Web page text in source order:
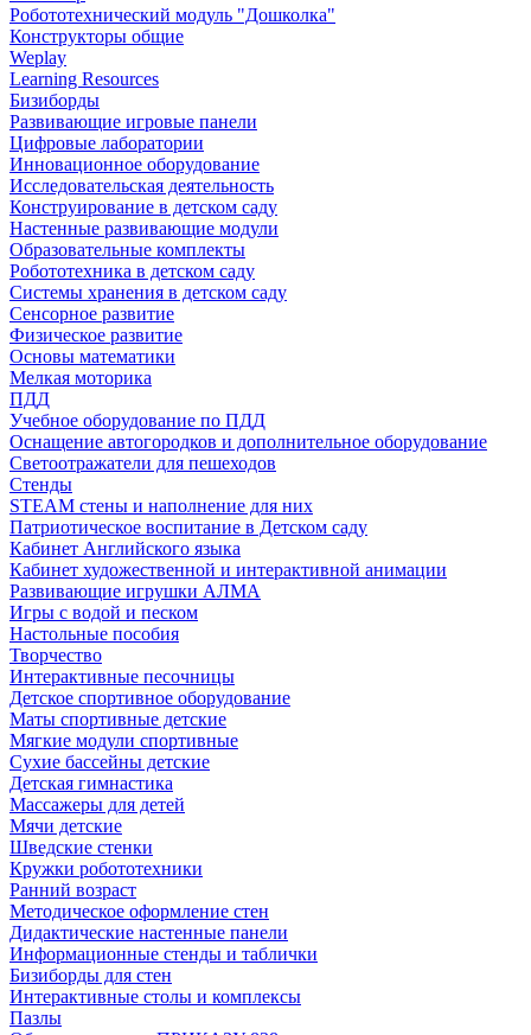
Робототехнический модуль "Дошколка"
Конструкторы общие
Weplay
Learning Resources
Бизиборды
Развивающие игровые панели
Цифровые лаборатории
Инновационное оборудование
Исследовательская деятельность
Конструирование в детском саду
Настенные развивающие модули
Образовательные комплекты
Робототехника в детском саду
Системы хранения в детском саду
Сенсорное развитие
Физическое развитие
Основы математики
Мелкая моторика
ПДД
Учебное оборудование по ПДД
Оснащение автогородков и дополнительное оборудование
Светоотражатели для пешеходов
Стенды
STEAM стены и наполнение для них
Патриотическое воспитание в Детском саду
Кабинет Английского языка
Кабинет художественной и интерактивной анимации
Развивающие игрушки АЛМА
Игры с водой и песком
Настольные пособия
Творчество
Интерактивные песочницы
Детское спортивное оборудование
Маты спортивные детские
Мягкие модули спортивные
Сухие бассейны детские
Детская гимнастика
Массажеры для детей
Мячи детские
Шведские стенки
Кружки робототехники
Ранний возраст
Методическое оформление стен
Дидактические настенные панели
Информационные стенды и таблички
Бизиборды для стен
Интерактивные столы и комплексы
Пазлы